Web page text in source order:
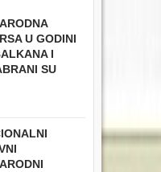
U GODINI
I
SU